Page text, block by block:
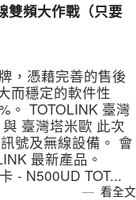
雙頻大作戰（只要
，憑藉完善的售後
而穩定的軟件性
。 TOTOLINK 臺灣
臺灣塔米歐 此次
號及無線設備。 會
最新產品。
- N500UD TOT...
看全文